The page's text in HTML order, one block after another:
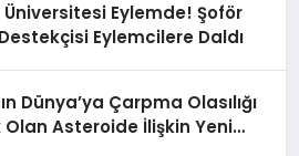
Eylemde! Şoför
Eylemcilere Daldı
Dünya’ya Çarpma Olasılığı
Olan Asteroide İlişkin Yeni